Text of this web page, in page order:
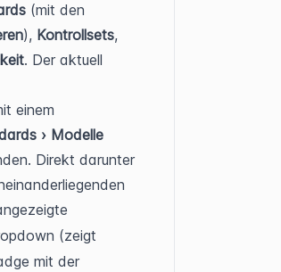
(mit den
), Kontrollsets
. Der aktuell
einem
› Modelle
Direkt darunter
(zeigt
mit der